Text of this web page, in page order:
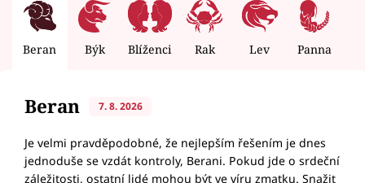
Beran Býk Blíženci Rak Lev Panna
Beran 7. 8. 2026
Je velmi pravděpodobné, že nejlepším řešením je dnes
jednoduše se vzdát kontroly, Berani. Pokud jde o srdeční
záležitosti, ostatní lidé mohou být ve víru zmatku. Snažit